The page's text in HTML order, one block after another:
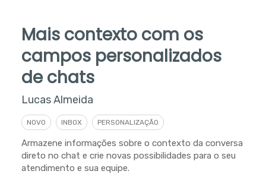
Mais contexto com os
campos personalizados
de chats
Lucas Almeida
NOVO INBOX PERSONALIZAÇÃO
Armazene informações sobre o contexto da conversa
direto no chat e crie novas possibilidades para o seu
atendimento e sua equipe.